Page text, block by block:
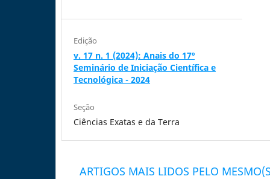
Edição
v. 17 n. 1 (2024): Anais do 17º
Seminário de Iniciação Científica e
Tecnológica - 2024
Seção
Ciências Exatas e da Terra
ARTIGOS MAIS LIDOS PELO